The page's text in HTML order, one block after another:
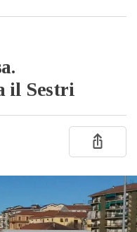
il Sestri